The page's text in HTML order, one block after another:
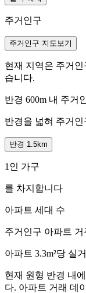
주거인구
주거인구 지도보기
현재 지역은 주거
습니다.
반경 600m 내 주거
반경을 넓혀 주거
반경 1.5km
1인 가구
를 차지합니다
아파트 세대 수
주거인구 아파트
아파트 3.3m²당 실
현재 원형 반경 내
다. 아파트 거래 데